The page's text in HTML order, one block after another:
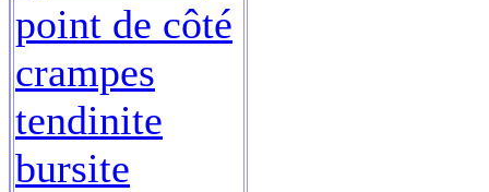
point de côté
crampes
tendinite
bursite